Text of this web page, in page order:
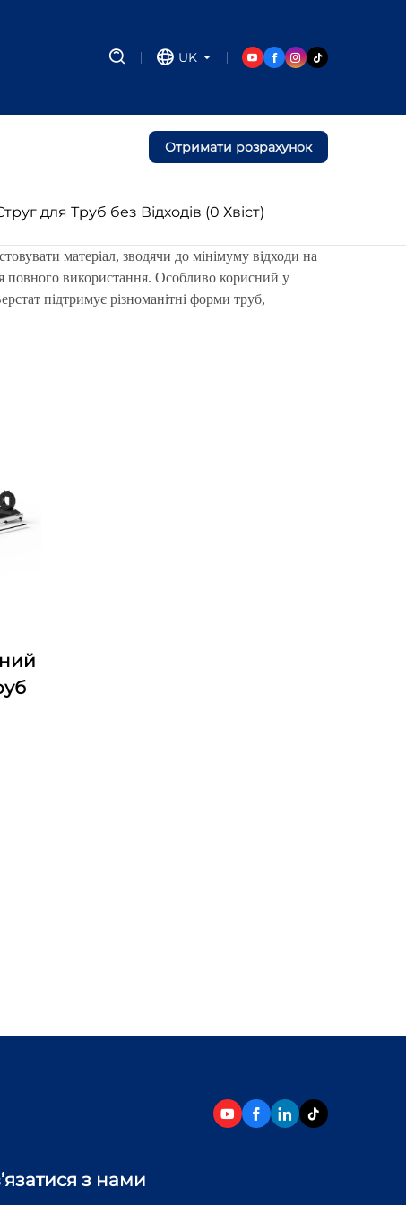
UK
Отримати розрахунок
для Труб без Відходів (0 Хвіст)
матеріал, зводячи до мінімуму відходи на
повного використання. Особливо корисний у
підтримує різноманітні форми труб,
з нами